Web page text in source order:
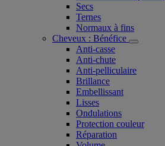
Secs
Ternes
Normaux à fins
Cheveux : Bénéfice
Anti-casse
Anti-chute
Anti-pelliculaire​
Brillance
Embellissant
Lisses
Ondulations
Protection couleur​
Réparation